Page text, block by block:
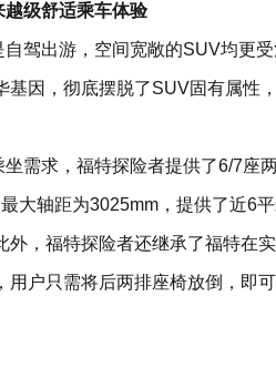
级舒适乘车体验
出游，空间宽敞的SUV均更受
基因，彻底摆脱了SUV固有属性
求，福特探险者提供了6/7座
大轴距为3025mm，提供了近6
外，福特探险者还继承了福特在
用户只需将后两排座椅放倒，即